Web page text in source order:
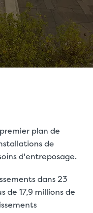
plan de
de
d'entreposage.
dans 23
de 17,9 millions de